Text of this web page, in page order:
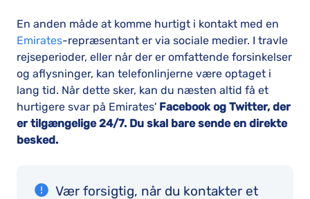
En anden måde at komme hurtigt i kontakt med en
Emirates-repræsentant er via sociale medier. I travle
rejseperioder, eller når der er omfattende forsinkelser
og aflysninger, kan telefonlinjerne være optaget i
lang tid. Når dette sker, kan du næsten altid få et
hurtigere svar på Emirates' Facebook og Twitter, der
er tilgængelige 24/7. Du skal bare sende en direkte
besked.
Vær forsigtig, når du kontakter et